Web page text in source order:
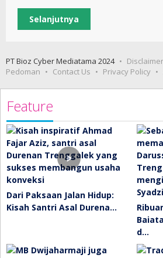
Selanjutnya
PT Bioz Cyber Mediatama 2024 Disclaimer
Pedoman
Contact Us Privacy Policy
Feature
Dari Paksaan Jalan Hidup:
Kisah Santri Asal Durena…
d…